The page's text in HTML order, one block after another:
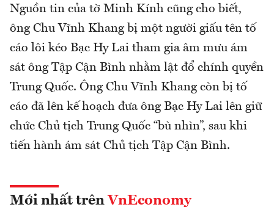
Nguồn tin của tờ Minh Kính cũng cho biết,
ông Chu Vĩnh Khang bị một người giấu tên tố
cáo lôi kéo Bạc Hy Lai tham gia âm mưu ám
sát ông Tập Cận Bình nhằm lật đổ chính quyền
Trung Quốc. Ông Chu Vĩnh Khang còn bị tố
cáo đã lên kế hoạch đưa ông Bạc Hy Lai lên giữ
chức Chủ tịch Trung Quốc “bù nhìn”, sau khi
tiến hành ám sát Chủ tịch Tập Cận Bình.
Mới nhất trên VnEconomy